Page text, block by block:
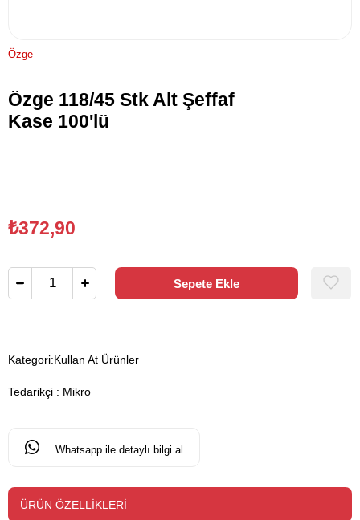
Özge
Özge 118/45 Stk Alt Şeffaf
Kase 100'lü
₺372,90
Kategori:Kullan At Ürünler
Tedarikçi : Mikro
Whatsapp ile detaylı bilgi al
ÜRÜN ÖZELLIKLERI